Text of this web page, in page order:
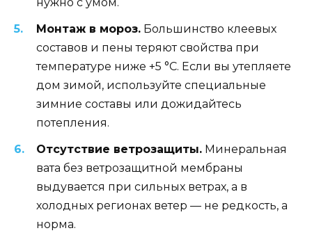
Монтаж в мороз. Большинство клеевых
составов и пены теряют свойства при
температуре ниже +5 °C. Если вы утепляете
дом зимой, используйте специальные
зимние составы или дожидайтесь
потепления.
Отсутствие ветрозащиты. Минеральная
вата без ветрозащитной мембраны
выдувается при сильных ветрах, а в
холодных регионах ветер — не редкость, а
норма.